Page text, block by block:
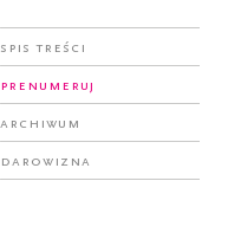
Spis treści
Prenumeruj
Archiwum
Darowizna